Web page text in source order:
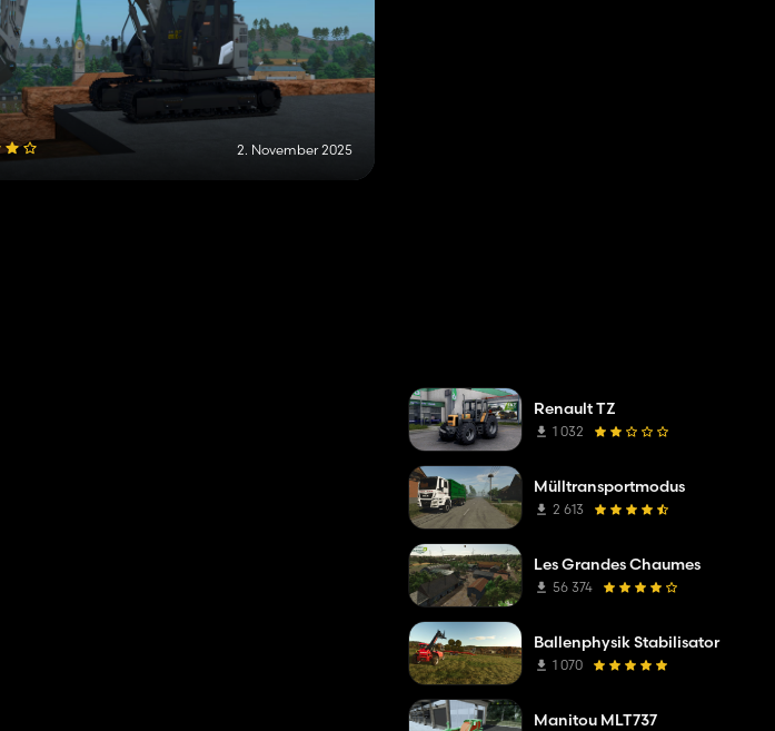
2. November 2025
Renault TZ
1 032
Mülltransportmodus
2 613
Les Grandes Chaumes
56 374
Ballenphysik Stabilisator
1 070
Manitou MLT737